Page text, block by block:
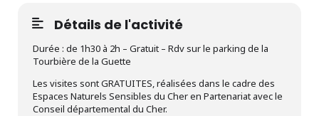
Détails de l'activité
Durée : de 1h30 à 2h – Gratuit – Rdv sur le parking de la
Tourbière de la Guette
Les visites sont GRATUITES, réalisées dans le cadre des
Espaces Naturels Sensibles du Cher en Partenariat avec le
Conseil départemental du Cher.